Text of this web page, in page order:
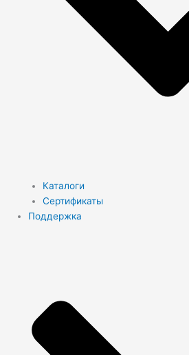
Каталоги
Сертификаты
Поддержка